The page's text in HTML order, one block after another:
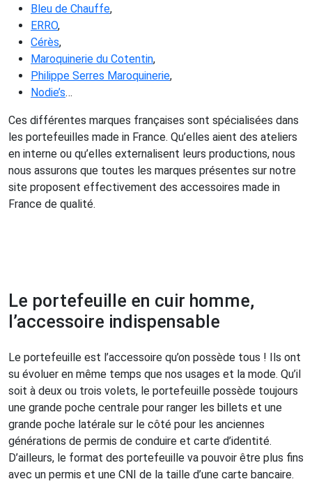
Bleu de Chauffe,
ERRO,
Cérès,
Maroquinerie du Cotentin,
Philippe Serres Maroquinerie,
Nodie’s…
Ces différentes marques françaises sont spécialisées dans
les portefeuilles made in France. Qu’elles aient des ateliers
en interne ou qu’elles externalisent leurs productions, nous
nous assurons que toutes les marques présentes sur notre
site proposent effectivement des accessoires made in
France de qualité.
Le portefeuille en cuir homme,
l’accessoire indispensable
Le portefeuille est l’accessoire qu’on possède tous ! Ils ont
su évoluer en même temps que nos usages et la mode. Qu’il
soit à deux ou trois volets, le portefeuille possède toujours
une grande poche centrale pour ranger les billets et une
grande poche latérale sur le côté pour les anciennes
générations de permis de conduire et carte d’identité.
D’ailleurs, le format des portefeuille va pouvoir être plus fins
avec un permis et une CNI de la taille d’une carte bancaire.